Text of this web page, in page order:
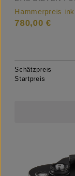
Hammerpreis
780,00 €
Schätzpreis
Startpreis